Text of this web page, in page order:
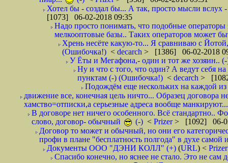
Хотел бы - создал бы... А так, просто мысли вслух
[1073] 06-02-2018 09:35
Надо просто понимать, что подобные
мелкооптовые базы.. Таких операторов может
Хрень несёте какую-то... Я сравниваю с
(Ошибочка!) < decarch > [1386] 06-02-2018
У Ёты и Мегафона,- один и тот же хозяин..
Ну и что с того, что один? А ведут себя
пунктам (-) (Ошибочка!) < decarch >
Подождём еще нескольких на каждой из
движение все, конечная цель ничто... Образец договора
хамство=отписки,а серьезные адреса вообще
В договоре нет ничего особенного. Всё стандартно..
слово, договор- обычный
(-) < Prizer> [1092] 06-
Договор то может и обычный, но они его
профи в плане "бесплатность полгода" в духе
Документы ООО "ДЭНИ КОЛЛ" (+) (URL) <
Спасибо конечно, но яснее не стало. Это не сам